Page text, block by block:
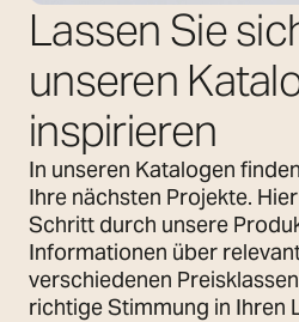
Lassen Sie
unseren
inspirieren
In unseren Katalogen
Ihre nächsten Projekte.
Schritt durch unsere
Informationen über
verschiedenen
richtige Stimmung in Ihren